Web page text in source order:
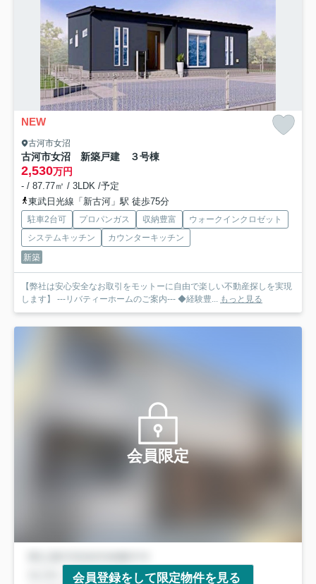
NEW
古河市女沼
古河市女沼 新築戸建 ３号棟
2,530万円
- / 87.77㎡ / 3LDK /予定
東武日光線「新古河」駅 徒歩75分
駐車2台可 プロパンガス 収納豊富
ウォークインクロゼット
システムキッチン
カウンターキッチン
新築
【弊社は安心安全なお取引をモットーに自由で楽しい不動産探しを実現
します】 ---リバティーホームのご案内--- ◆経験豊... もっと見る
会員限定
会員登録をして限定物件を見る